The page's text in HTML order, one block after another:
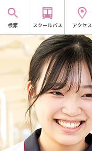
検索 スクールバス アクセス
入試情報